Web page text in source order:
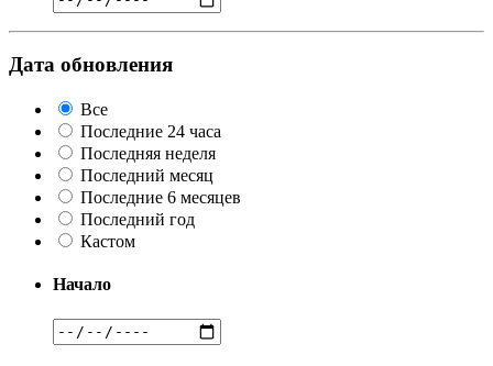
Дата обновления
Все
Последние 24 часа
Последняя неделя
Последний месяц
Последние 6 месяцев
Последний год
Кастом
Начало